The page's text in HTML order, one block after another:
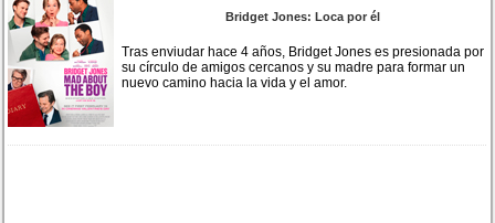
Bridget Jones: Loca por él
Tras enviudar hace 4 años, Bridget Jones es presionada por
su círculo de amigos cercanos y su madre para formar un
nuevo camino hacia la vida y el amor.